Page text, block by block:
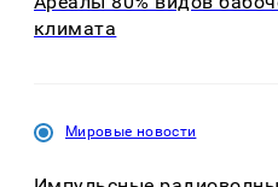
климата
Мировые новости